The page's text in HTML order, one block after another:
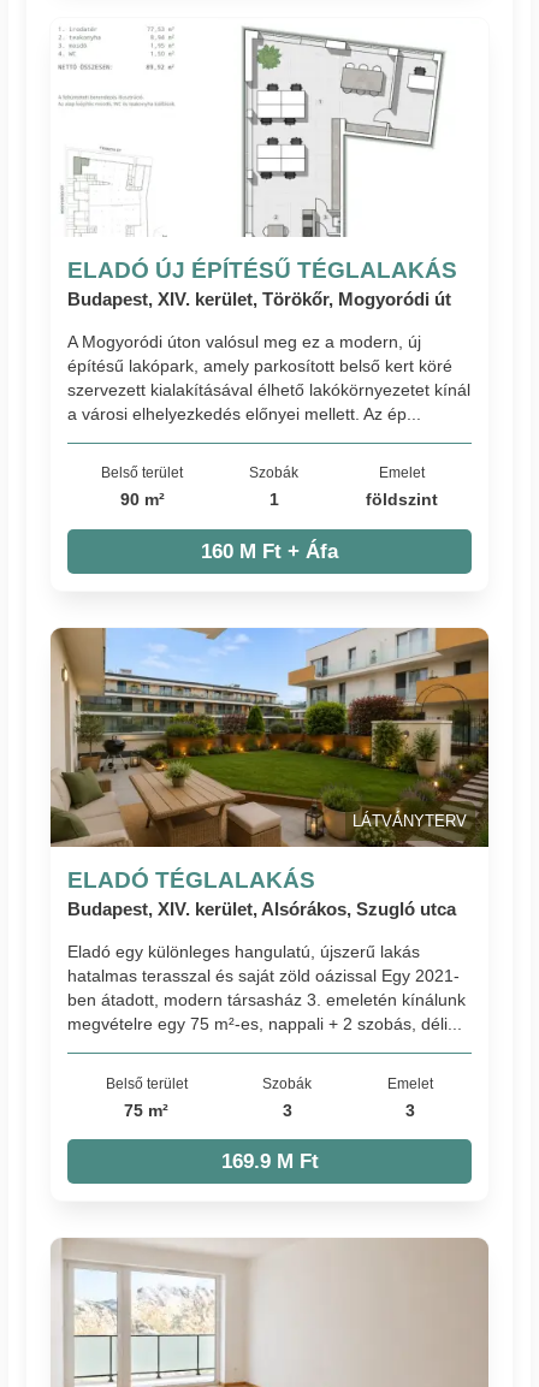
ELADÓ ÚJ ÉPÍTÉSŰ TÉGLALAKÁS
Budapest, XIV. kerület, Törökőr, Mogyoródi út
A Mogyoródi úton valósul meg ez a modern, új
építésű lakópark, amely parkosított belső kert köré
szervezett kialakításával élhető lakókörnyezetet kínál
a városi elhelyezkedés előnyei mellett. Az ép...
Belső terület
90 m²
Szobák
1
Emelet
földszint
160 M Ft + Áfa
LÁTVÁNYTERV
ELADÓ TÉGLALAKÁS
Budapest, XIV. kerület, Alsórákos, Szugló utca
Eladó egy különleges hangulatú, újszerű lakás
hatalmas terasszal és saját zöld oázissal Egy 2021-
ben átadott, modern társasház 3. emeletén kínálunk
megvételre egy 75 m²-es, nappali + 2 szobás, déli...
Belső terület
75 m²
Szobák
3
Emelet
3
169.9 M Ft